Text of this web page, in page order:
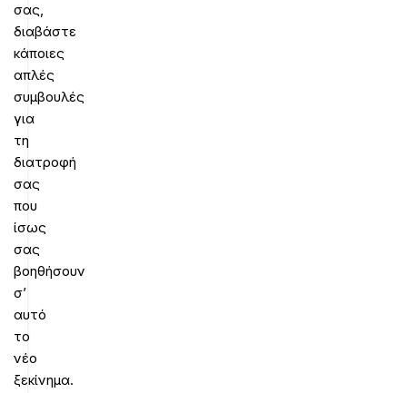
σας,
διαβάστε
κάποιες
απλές
συμβουλές
για
τη
διατροφή
σας
που
ίσως
σας
βοηθήσουν
σ’
αυτό
το
νέο
ξεκίνημα.